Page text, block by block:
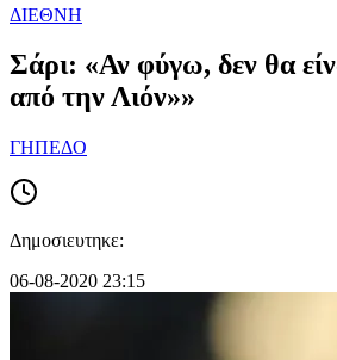
ΔΙΕΘΝΗ
Σάρι: «Αν φύγω, δεν θα
από την Λιόν»»
ΓΗΠΕΔΟ
Δημοσιευτηκε:
06-08-2020 23:15